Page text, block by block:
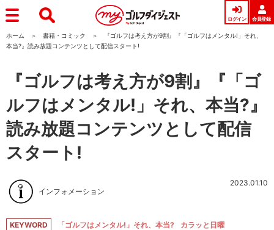
ログイン 会員登録
ホーム 書籍・コミック
『ゴルフは考え方が9割』『「ゴルフはメンタル!」それ、
本当?』読み放題コンテンツとして配信スタート!
『ゴルフは考え方が9割』『「ゴ
ルフはメンタル!」それ、本当?』
読み放題コンテンツとして配信
スタート!
インフォメーション
2023.01.10
KEYWORD 「ゴルフはメンタル!」それ、本当?
カラッと日曜